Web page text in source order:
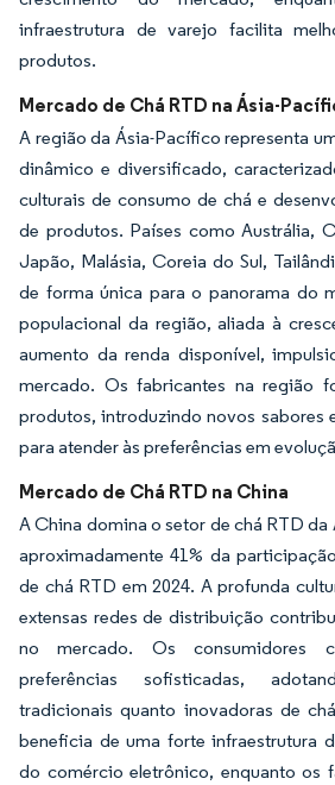
infraestrutura de varejo facilita
produtos.
Mercado de Chá RTD na Ásia-
A região da Ásia-Pacífico representa
dinâmico e diversificado,
culturais de consumo de chá e
de produtos. Países como Austrália,
Japão, Malásia, Coreia do Sul,
de forma única para o panorama do
populacional da região, aliada à
aumento da renda disponível,
mercado. Os fabricantes na região
produtos, introduzindo novos sabores
para atender às preferências em
Mercado de Chá RTD na China
A China domina o setor de chá RTD
aproximadamente 41% da
de chá RTD em 2024. A profunda
extensas redes de distribuição
no mercado. Os consumidores
preferências sofisticadas,
tradicionais quanto inovadoras de
beneficia de uma forte infraestrutura
do comércio eletrônico, enquanto os